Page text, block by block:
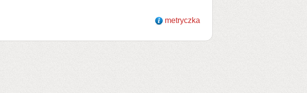
metryczka